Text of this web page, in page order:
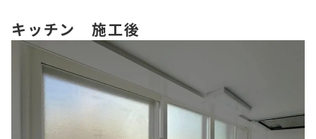
キッチン 施工後